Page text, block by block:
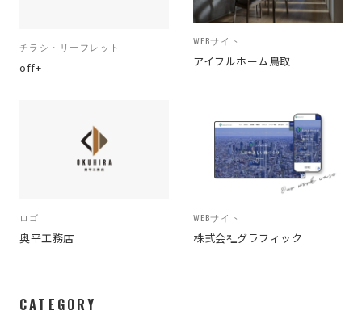
チラシ・リーフレット
off+
WEBサイト
アイフルホーム鳥取
ロゴ
奥平工務店
WEBサイト
株式会社グラフィック
CATEGORY